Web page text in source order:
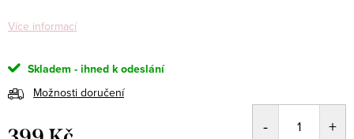
Více informací
Skladem - ihned k odeslání
Možnosti doručení